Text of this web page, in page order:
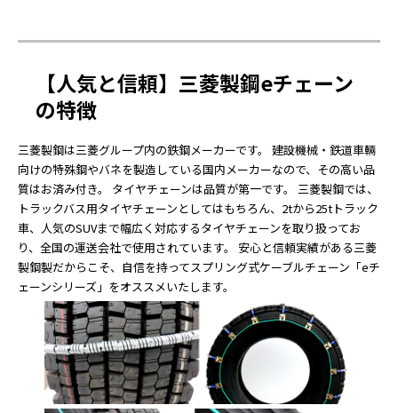
【人気と信頼】三菱製鋼eチェーン
の特徴
三菱製鋼は三菱グループ内の鉄鋼メーカーです。 建設機械・鉄道車輛
向けの特殊鋼やバネを製造している国内メーカーなので、その高い品
質はお済み付き。 タイヤチェーンは品質が第一です。 三菱製鋼では、
トラックバス用タイヤチェーンとしてはもちろん、2tから25tトラック
車、人気のSUVまで幅広く対応するタイヤチェーンを取り扱ってお
り、全国の運送会社で使用されています。 安心と信頼実績がある三菱
製鋼製だからこそ、自信を持ってスプリング式ケーブルチェーン「eチ
ェーンシリーズ」をオススメいたします。